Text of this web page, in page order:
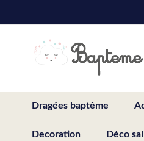
to
Dragées baptême
Decoration Déco